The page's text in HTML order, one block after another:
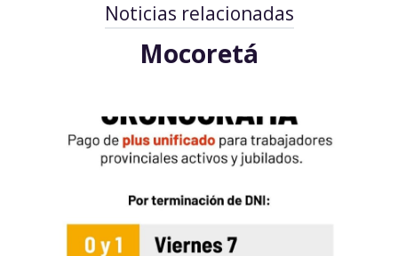
Noticias relacionadas
Mocoretá